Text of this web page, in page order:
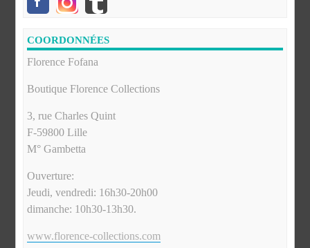
COORDONNÉES
Florence Fofana
Boutique Florence Collections
3, rue Charles Quint
F-59800 Lille
M° Gambetta
Ouverture:
Jeudi, vendredi: 16h30-20h00
dimanche: 10h30-13h30.
www.florence-collections.com